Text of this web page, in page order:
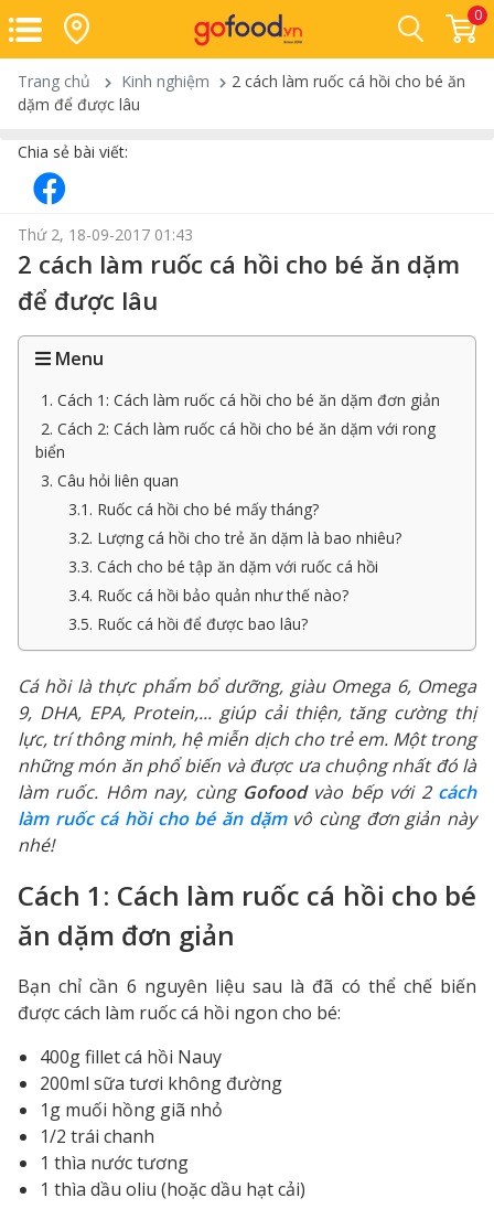
0
Trang chủ Kinh nghiệm
2 cách làm ruốc cá hồi cho bé ăn
dặm để được lâu
Chia sẻ bài viết:
Thứ 2, 18-09-2017 01:43
2 cách làm ruốc cá hồi cho bé ăn dặm
để được lâu
Menu
1. Cách 1: Cách làm ruốc cá hồi cho bé ăn dặm đơn giản
2. Cách 2: Cách làm ruốc cá hồi cho bé ăn dặm với rong
biển
3. Câu hỏi liên quan
3.1. Ruốc cá hồi cho bé mấy tháng?
3.2. Lượng cá hồi cho trẻ ăn dặm là bao nhiêu?
3.3. Cách cho bé tập ăn dặm với ruốc cá hồi
3.4. Ruốc cá hồi bảo quản như thế nào?
3.5. Ruốc cá hồi để được bao lâu?
Cá hồi là thực phẩm bổ dưỡng, giàu Omega 6, Omega
9, DHA, EPA, Protein,... giúp cải thiện, tăng cường thị
lực, trí thông minh, hệ miễn dịch cho trẻ em. Một trong
những món ăn phổ biến và được ưa chuộng nhất đó là
làm ruốc. Hôm nay, cùng Gofoodvào bếp với 2 cách
làm ruốc cá hồi cho bé ăn dặmvô cùng đơn giản này
nhé!
Cách 1: Cách làm ruốc cá hồi cho bé
ăn dặm đơn giản
Bạn chỉ cần 6 nguyên liệu sau là đã có thể chế biến
được cách làm ruốc cá hồi ngon cho bé:
400g fillet cá hồi Nauy
200ml sữa tươi không đường
1g muối hồng giã nhỏ
1/2 trái chanh
1 thìa nước tương
1 thìa dầu oliu (hoặc dầu hạt cải)